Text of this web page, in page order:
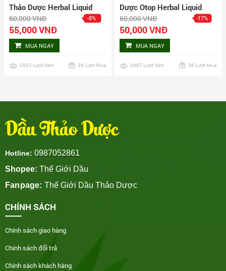
Thảo Dược Herbal Liquid
Balm Yatim Brand
60,000 VNĐ -8%
55,000 VNĐ
MUA NGAY
2922 Lượt Xem 38 Lượt Mua
Dược Otop Herbal Liquid
Balm
60,000 VNĐ -17%
50,000 VNĐ
MUA NGAY
4487 Lượt Xem 36 Lượt Mua
Dầu Thảo Dược
Hotline: 0987052861
Shopee: Thế Giới Dầu
Fanpage: Thế Giới Dầu Thảo Dược
CHÍNH SÁCH
Chính sách giao hàng
Chính sách đổi trả
Chính sách khách hàng